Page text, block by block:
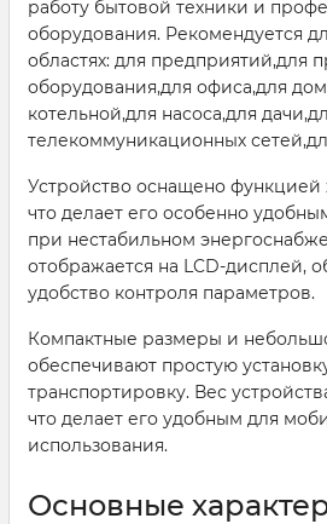
работу бытовой техники и
оборудования. Рекомендуется
областях: для предприятий,для
оборудования,для офиса,для
котельной,для насоса,для
телекоммуникационных
Устройство оснащено функцией
что делает его особенно
при нестабильном
отображается на LCD-дисплей,
удобство контроля параметров.
Компактные размеры и
обеспечивают простую
транспортировку. Вес
что делает его удобным для
использования.
Основные